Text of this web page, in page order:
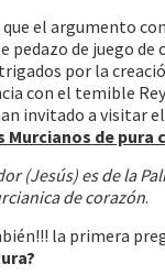
el argumento
de juego de
por la
con el temible
invitado a visitar
Murcianos de
(Jesús) es de la
de corazón.
la primera